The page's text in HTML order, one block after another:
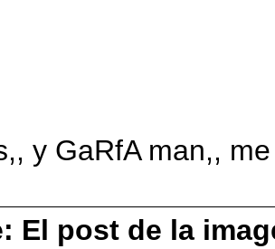
y GaRfA man,,
El post de la